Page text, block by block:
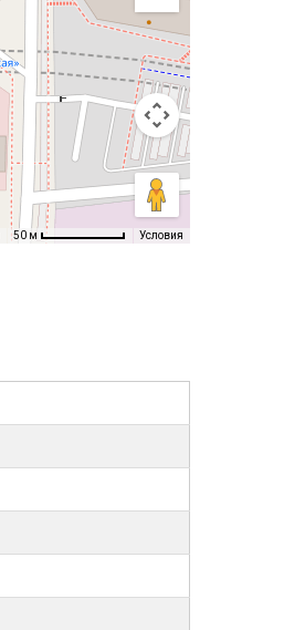
50 м Условия